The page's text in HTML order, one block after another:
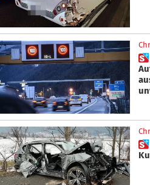
 Nordtirol: Pkw auf
 Spektakulärer Unfall bei